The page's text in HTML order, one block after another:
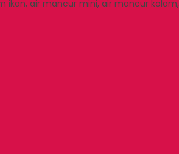
ikan, air mancur mini, air mancur